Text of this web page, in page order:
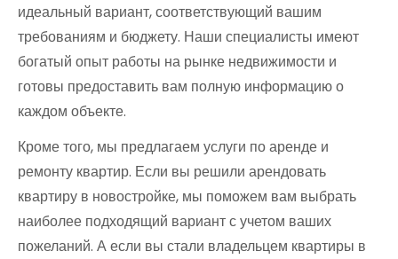
идеальный вариант, соответствующий вашим
требованиям и бюджету. Наши специалисты имеют
богатый опыт работы на рынке недвижимости и
готовы предоставить вам полную информацию о
каждом объекте.
Кроме того, мы предлагаем услуги по аренде и
ремонту квартир. Если вы решили арендовать
квартиру в новостройке, мы поможем вам выбрать
наиболее подходящий вариант с учетом ваших
пожеланий. А если вы стали владельцем квартиры в